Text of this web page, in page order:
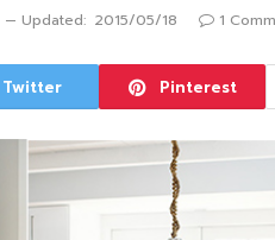
Updated: 2015/05/18 1
Twitter Pinterest